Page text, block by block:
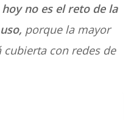
no es el reto de la
porque la mayor
cubierta con redes de